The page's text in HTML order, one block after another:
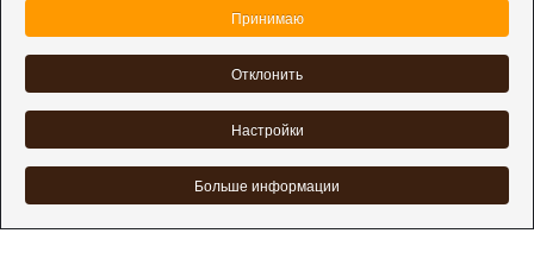
Принимаю
Отклонить
Настройки
Больше информации
Магазины
Организация похорон
Опт